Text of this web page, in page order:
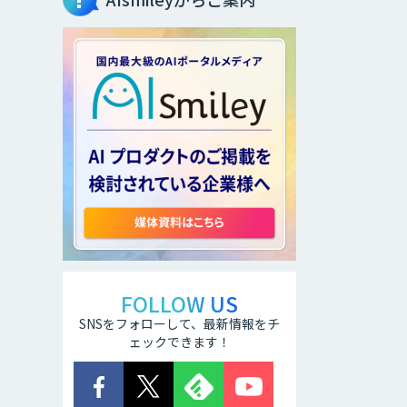
FOLLOW US
SNSをフォローして、最新情報をチ
ェックできます！